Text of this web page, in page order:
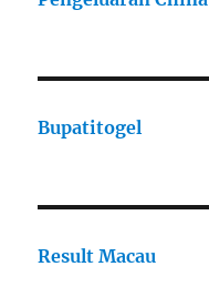
Bupatitogel
Result Macau